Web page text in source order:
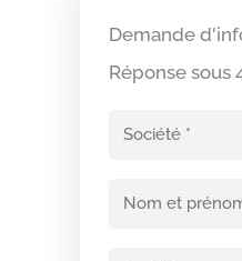
Demande
Réponse sous